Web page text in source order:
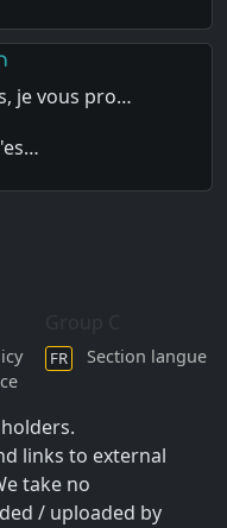
je vous pro…
FR Section langue
links to external
take no
/ uploaded by